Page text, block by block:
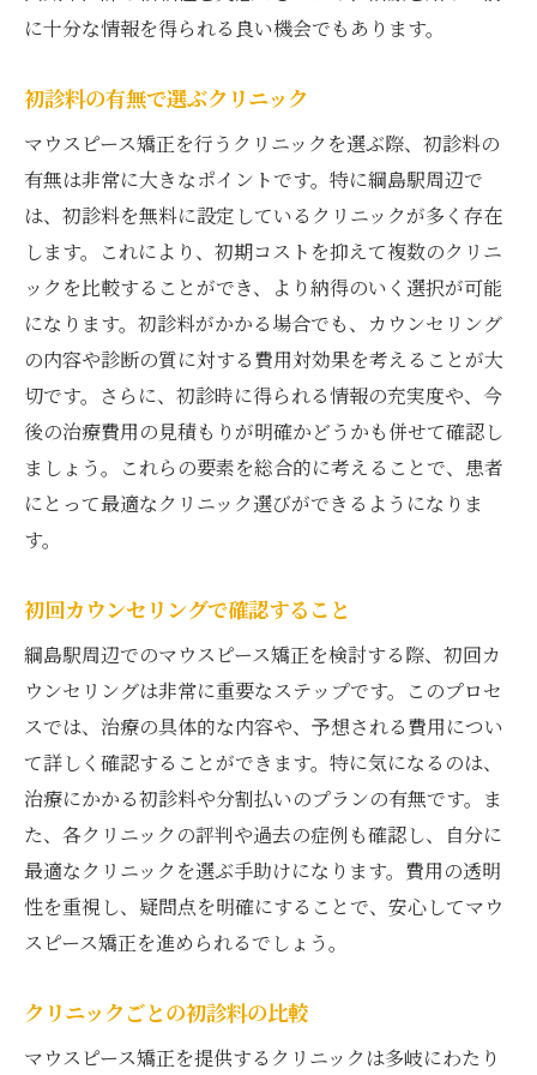
に十分な情報を得られる良い機会でもあります。
初診料の有無で選ぶクリニック
マウスピース矯正を行うクリニックを選ぶ際、初診料の
有無は非常に大きなポイントです。特に綱島駅周辺で
は、初診料を無料に設定しているクリニックが多く存在
します。これにより、初期コストを抑えて複数のクリニ
ックを比較することができ、より納得のいく選択が可能
になります。初診料がかかる場合でも、カウンセリング
の内容や診断の質に対する費用対効果を考えることが大
切です。さらに、初診時に得られる情報の充実度や、今
後の治療費用の見積もりが明確かどうかも併せて確認し
ましょう。これらの要素を総合的に考えることで、患者
にとって最適なクリニック選びができるようになりま
す。
初回カウンセリングで確認すること
綱島駅周辺でのマウスピース矯正を検討する際、初回カ
ウンセリングは非常に重要なステップです。このプロセ
スでは、治療の具体的な内容や、予想される費用につい
て詳しく確認することができます。特に気になるのは、
治療にかかる初診料や分割払いのプランの有無です。ま
た、各クリニックの評判や過去の症例も確認し、自分に
最適なクリニックを選ぶ手助けになります。費用の透明
性を重視し、疑問点を明確にすることで、安心してマウ
スピース矯正を進められるでしょう。
クリニックごとの初診料の比較
マウスピース矯正を提供するクリニックは多岐にわたり